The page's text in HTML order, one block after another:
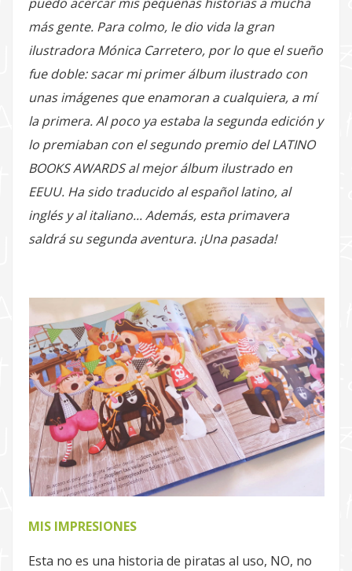
más gente. Para colmo, le dio vida la gran
ilustradora Mónica Carretero, por lo que el sueño
fue doble: sacar mi primer álbum ilustrado con
unas imágenes que enamoran a cualquiera, a mí
la primera. Al poco ya estaba la segunda edición y
lo premiaban con el segundo premio del LATINO
BOOKS AWARDS al mejor álbum ilustrado en
EEUU. Ha sido traducido al español latino, al
inglés y al italiano... Además, esta primavera
saldrá su segunda aventura. ¡Una pasada!
MIS IMPRESIONES
Esta no es una historia de piratas al uso, NO, no